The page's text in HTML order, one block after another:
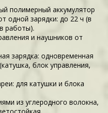
полимерный аккумулятор
одной зарядки: до 22 ч (в
работы).
и наушников от
зарядка: одновременная
блок управления,
для катушки и блока
из углеродного волокна,